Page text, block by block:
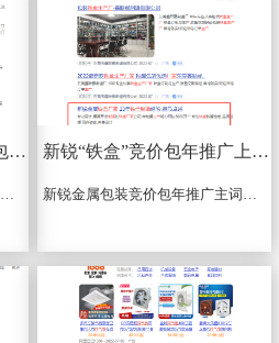
捷诺物流“中港运输”竞价包年推广
广州市捷诺物流有限公司主词：中港运输，赠送词：危险品运输，危险品报关，AEO高级认证报关公司（推广东省）,广州报关公司（只推广州地区）全国，7*24小时...
新锐“铁盒”竞价包年推广上线啦
新锐金属包装竞价包年推广主词：铁盒、铁盒厂家、铁罐厂家，赠送词：茶叶铁盒，铁盒生产厂家，7*24小时，全国推广...